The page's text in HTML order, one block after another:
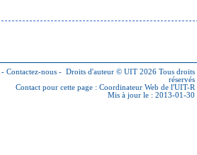
- Contactez-nous - Droits d'auteur © UIT 2026 Tous droits
réservés
Contact pour cette page : Coordinateur Web de l'UIT-R
Mis à jour le : 2013-01-30